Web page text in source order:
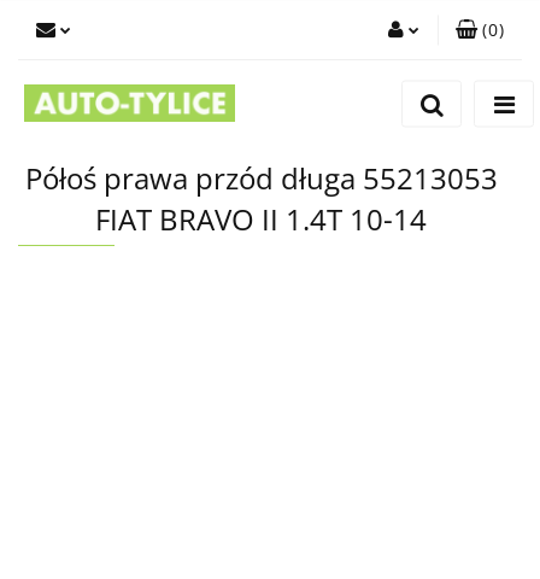
Dodaj zgłoszenie
(0)
Półoś prawa przód długa 55213053
FIAT BRAVO II 1.4T 10-14